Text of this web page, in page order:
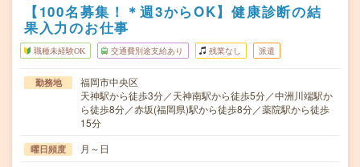
【100名募集！＊週3からOK】健康診断の結
果入力のお仕事
職種未経験OK 交通費別途支給あり 残業なし 派遣
勤務地
福岡市中央区
天神駅から徒歩3分／天神南駅から徒歩5分／中洲川端駅か
ら徒歩8分／赤坂(福岡県)駅から徒歩8分／薬院駅から徒歩
15分
曜日頻度 月～日